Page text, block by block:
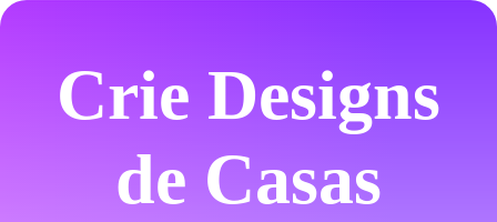
Crie Designs
de Casas